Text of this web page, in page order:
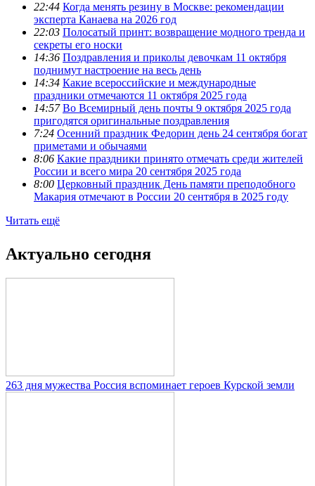
22:44 Когда менять резину в Москве: рекомендации
эксперта Канаева на 2026 год
22:03 Полосатый принт: возвращение модного тренда и
секреты его носки
14:36 Поздравления и приколы девочкам 11 октября
поднимут настроение на весь день
14:34 Какие всероссийские и международные
праздники отмечаются 11 октября 2025 года
14:57 Во Всемирный день почты 9 октября 2025 года
пригодятся оригинальные поздравления
7:24 Осенний праздник Федорин день 24 сентября богат
приметами и обычаями
8:06 Какие праздники принято отмечать среди жителей
России и всего мира 20 сентября 2025 года
8:00 Церковный праздник День памяти преподобного
Макария отмечают в России 20 сентября в 2025 году
Читать ещё
Актуально сегодня
263 дня мужества Россия вспоминает героев Курской земли